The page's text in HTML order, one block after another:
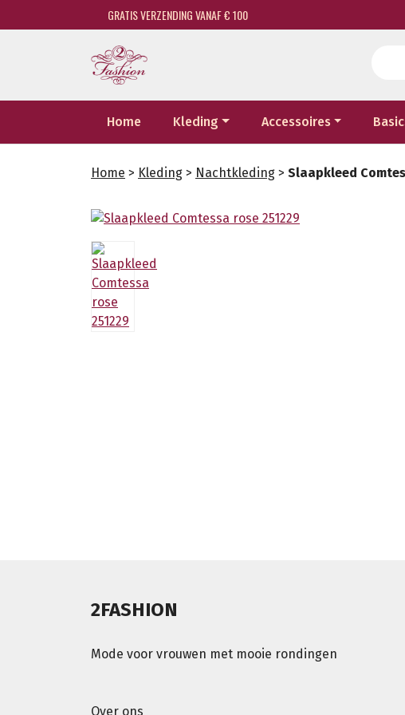
GRATIS VERZENDING VANAF € 100
Home Kleding Accessoires
Home > Kleding > Nachtkleding > Slaapkleed
2FASHION
Mode voor vrouwen met mooie rondingen
Over ons